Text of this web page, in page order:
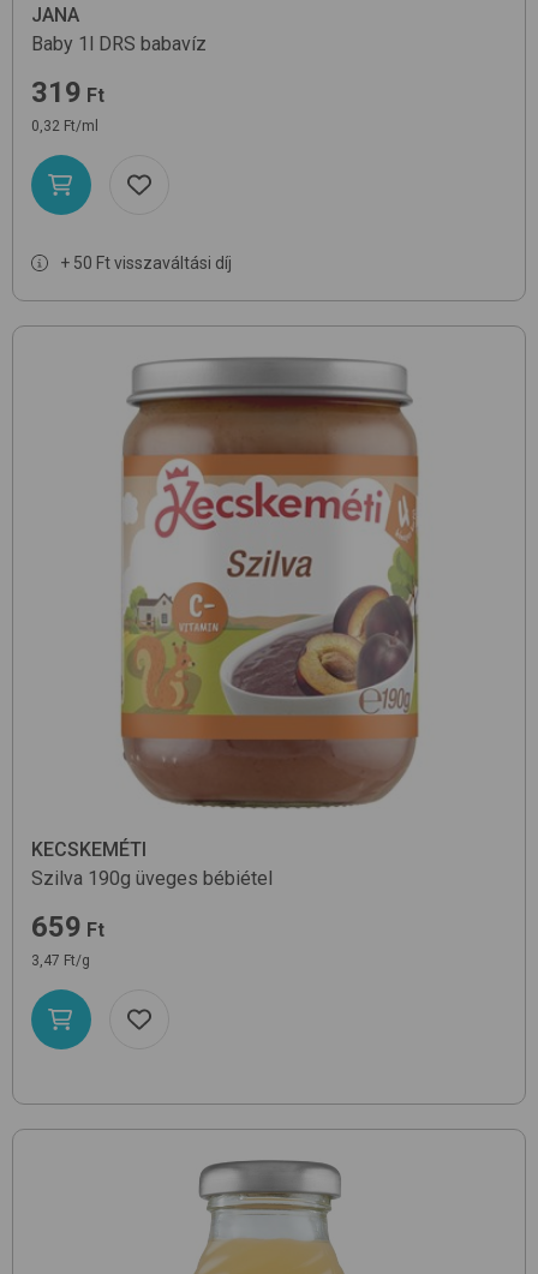
JANA
Baby 1l DRS babavíz
319 Ft
0,32 Ft/ml
+ 50 Ft visszaváltási díj
KECSKEMÉTI
Szilva 190g üveges bébiétel
659 Ft
3,47 Ft/g